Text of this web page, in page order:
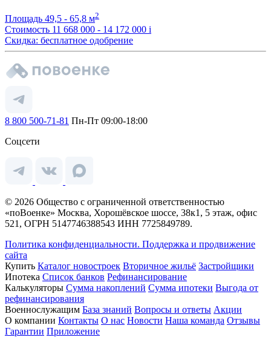
Площадь 49,5 - 65,8 м2
Стоимость 11 668 000 - 14 172 000 i
Скидка: бесплатное одобрение
8 800 500-71-81 Пн-Пт 09:00-18:00
Соцсети
© 2026 Общество с ограниченной ответственностью
«поВоенке» Москва, Хорошёвское шоссе, 38к1, 5 этаж, офис
521, ОГРН 5147746388543 ИНН 7725849789.
Политика конфиденциальности. Поддержка и продвижение
сайта
Купить Каталог новостроек Вторичное жильё Застройщики
Ипотека Список банков Рефинансирование
Калькуляторы Сумма накоплений Сумма ипотеки Выгода от
рефинансирования
Военнослужащим База знаний Вопросы и ответы Акции
О компании Контакты О нас Новости Наша команда Отзывы
Гарантии Приложение